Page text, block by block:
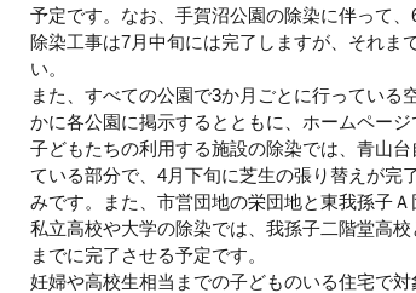
予定です。なお、手賀沼公園の除染に伴って
除染工事は7月中旬には完了しますが、それま
い。
また、すべての公園で3か月ごとに行ってい
かに各公園に掲示するとともに、ホームページ
子どもたちの利用する施設の除染では、青山
ている部分で、4月下旬に芝生の張り替えが完
みです。また、市営団地の栄団地と東我孫子
私立高校や大学の除染では、我孫子二階堂高
までに完了させる予定です。
妊婦や高校生相当までの子どものいる住宅で